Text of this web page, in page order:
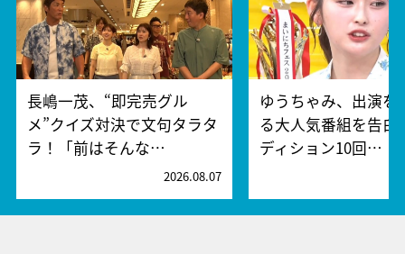
長嶋一茂、“即完売グル
メ”クイズ対決で文句タラタ
ラ！「前はそんな…
2026.08.07
ゆうちゃみ、出演を
る大人気番組を告白
ディション10回…